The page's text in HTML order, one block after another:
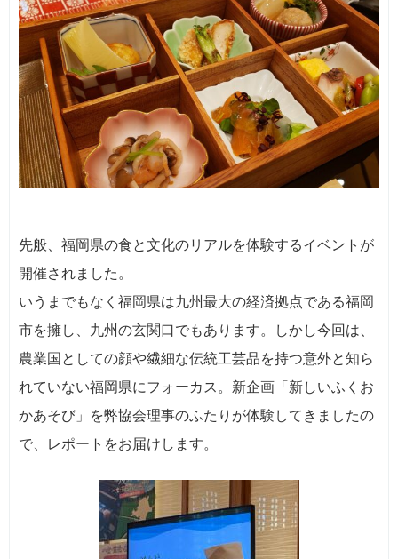
先般、福岡県の食と文化のリアルを体験するイベントが
開催されました。
いうまでもなく福岡県は九州最大の経済拠点である福岡
市を擁し、九州の玄関口でもあります。しかし今回は、
農業国としての顔や繊細な伝統工芸品を持つ意外と知ら
れていない福岡県にフォーカス。新企画「新しいふくお
かあそび」を弊協会理事のふたりが体験してきましたの
で、レポートをお届けします。